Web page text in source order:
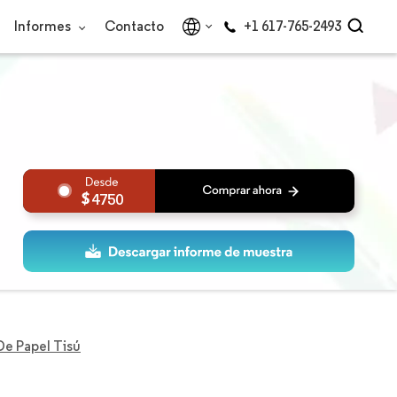
Informes Contacto +1 617-765-2493
4750
Papel Tisú